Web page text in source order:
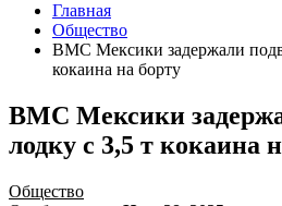
Главная
Общество
ВМС Мексики задержали
кокаина на борту
ВМС Мексики
лодку с 3,5 т кокаина
Общество